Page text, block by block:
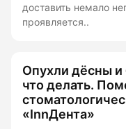
доставить немало
проявляется..
Опухли дёсны и
что делать.
«InnДента»